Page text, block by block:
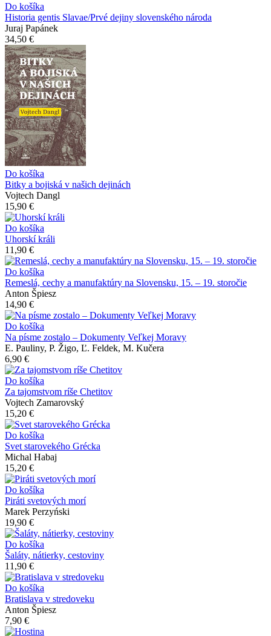
Do košíka
Historia gentis Slavae/Prvé dejiny slovenského národa
Juraj Papánek
34,50 €
Do košíka
Bitky a bojiská v našich dejinách
Vojtech Dangl
15,90 €
Do košíka
Uhorskí králi
11,90 €
Do košíka
Remeslá, cechy a manufaktúry na Slovensku, 15. – 19. storočie
Anton Špiesz
14,90 €
Do košíka
Na písme zostalo – Dokumenty Veľkej Moravy
E. Pauliny, P. Žigo, Ľ. Feldek, M. Kučera
6,90 €
Do košíka
Za tajomstvom ríše Chetitov
Vojtech Zamarovský
15,20 €
Do košíka
Svet starovekého Grécka
Michal Habaj
15,20 €
Do košíka
Piráti svetových morí
Marek Perzyński
19,90 €
Do košíka
Šaláty, nátierky, cestoviny
11,90 €
Do košíka
Bratislava v stredoveku
Anton Špiesz
7,90 €